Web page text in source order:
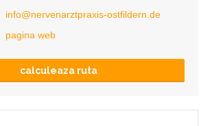
info@nervenarztpraxis-ostfildern.de
pagina web
calculeaza ruta